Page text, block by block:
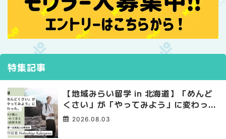
特集記事
【地域みらい留学 in 北海道】「めんど
くさい」が「やってみよう」に変わっ
た。 十勝の風に吹かれて走る、僕の泥
2026.08.03